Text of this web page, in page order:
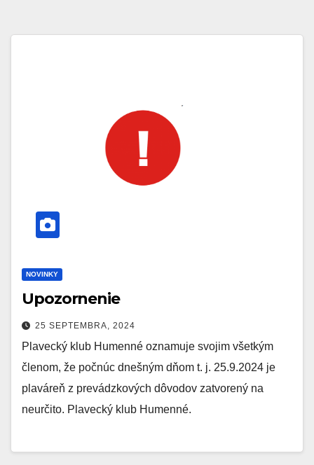
NOVINKY
Upozornenie
25 SEPTEMBRA, 2024
Plavecký klub Humenné oznamuje svojim všetkým
členom, že počnúc dnešným dňom t. j. 25.9.2024 je
plaváreň z prevádzkových dôvodov zatvorený na
neurčito. Plavecký klub Humenné.